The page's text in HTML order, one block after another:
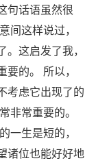
句话语虽然很
间这样说过，
这启发了我，
的。 所以，
考虑它出现了的
非常重要的。
一生是短的，
诸位也能好好地